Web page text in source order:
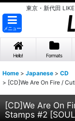
東京・新代田
メニュー
Hello! Formats
Home > Japanese > CD
> [CD]We Are On Fire /
[CD]We Are On
Stamps #2 [